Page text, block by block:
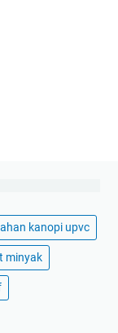
kanopi upvc
minyak